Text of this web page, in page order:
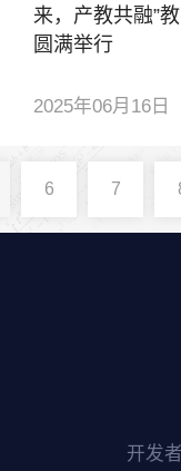
来，产教共融”
圆满举行
2025年06月16日
6 7
开发